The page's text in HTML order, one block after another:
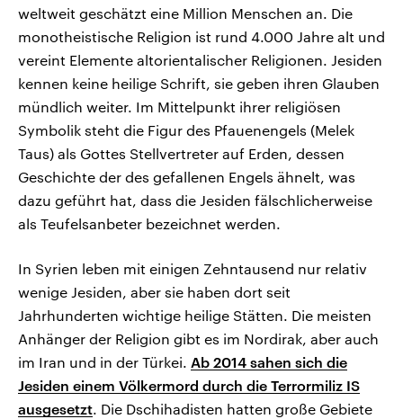
weltweit geschätzt eine Million Menschen an. Die
monotheistische Religion ist rund 4.000 Jahre alt und
vereint Elemente altorientalischer Religionen. Jesiden
kennen keine heilige Schrift, sie geben ihren Glauben
mündlich weiter. Im Mittelpunkt ihrer religiösen
Symbolik steht die Figur des Pfauenengels (Melek
Taus) als Gottes Stellvertreter auf Erden, dessen
Geschichte der des gefallenen Engels ähnelt, was
dazu geführt hat, dass die Jesiden fälschlicherweise
als Teufelsanbeter bezeichnet werden.
In Syrien leben mit einigen Zehntausend nur relativ
wenige Jesiden, aber sie haben dort seit
Jahrhunderten wichtige heilige Stätten. Die meisten
Anhänger der Religion gibt es im Nordirak, aber auch
im Iran und in der Türkei. Ab 2014 sahen sich die
Jesiden einem Völkermord durch die Terrormiliz IS
ausgesetzt. Die Dschihadisten hatten große Gebiete